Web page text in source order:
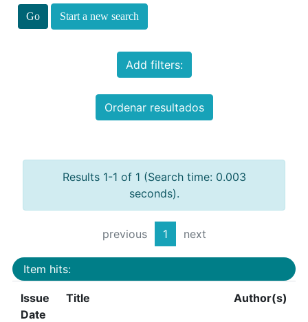
Start a new search
Add filters:
Ordenar resultados
Results 1-1 of 1 (Search time: 0.003
seconds).
previous 1 next
Item hits:
Issue
Date
Title Author(s)